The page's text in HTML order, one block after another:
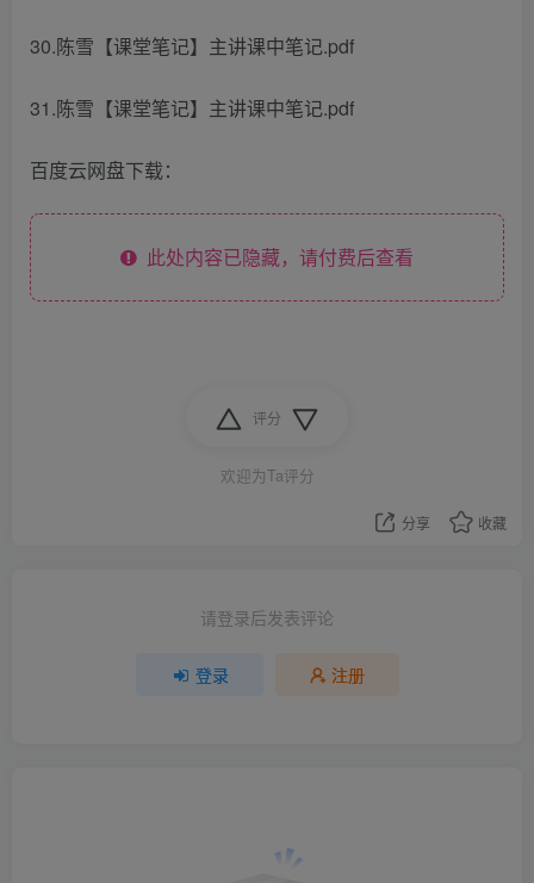
30.陈雪【课堂笔记】主讲课中笔记.pdf
31.陈雪【课堂笔记】主讲课中笔记.pdf
百度云网盘下载：
此处内容已隐藏，请付费后查看
评分
欢迎为Ta评分
分享 收藏
请登录后发表评论
登录 注册